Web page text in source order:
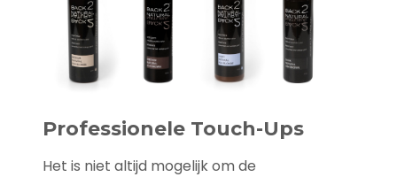
Professionele Touch-Ups
Het is niet altijd mogelijk om de